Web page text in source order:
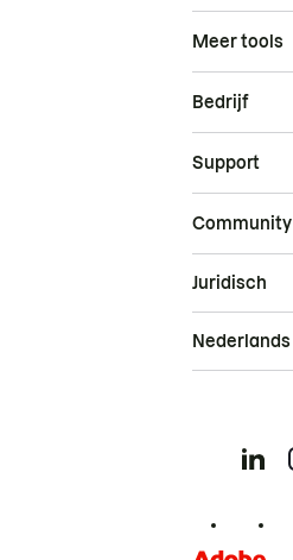
Meer tools
Bedrijf
Support
Community
Juridisch
Nederlands